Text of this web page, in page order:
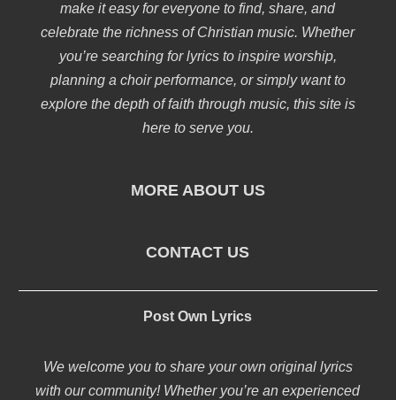
make it easy for everyone to find, share, and
celebrate the richness of Christian music. Whether
you’re searching for lyrics to inspire worship,
planning a choir performance, or simply want to
explore the depth of faith through music, this site is
here to serve you.
MORE ABOUT US
CONTACT US
Post Own Lyrics
We welcome you to share your own original lyrics
with our community! Whether you’re an experienced